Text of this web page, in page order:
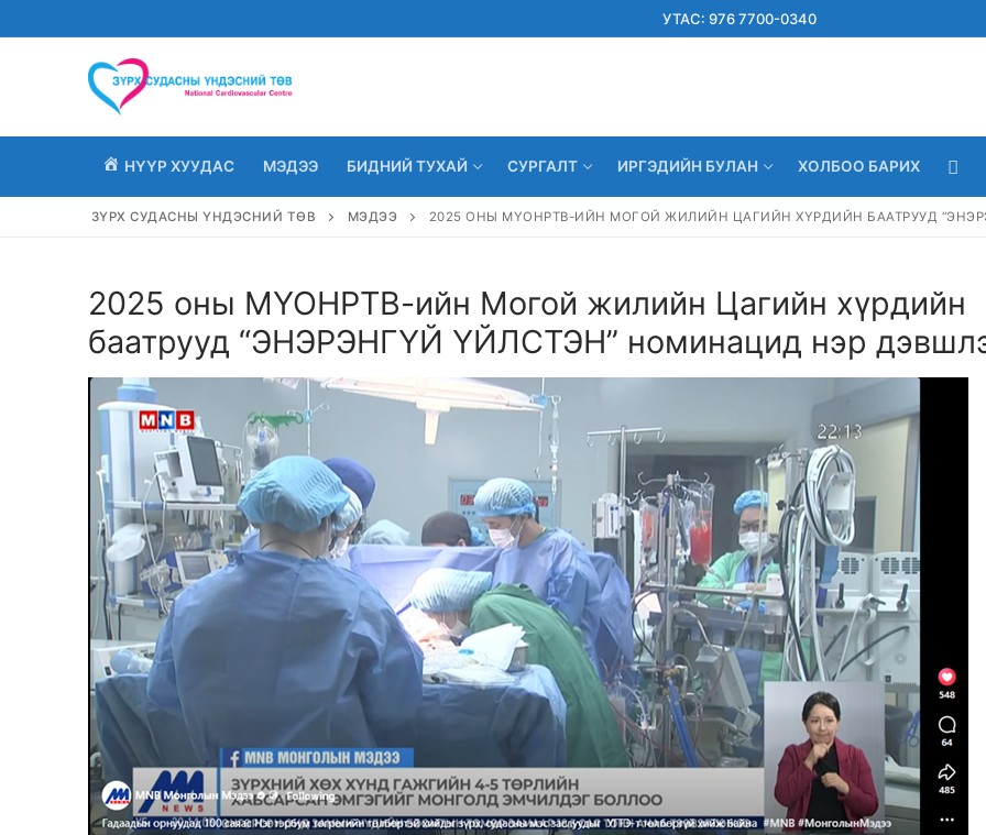
to
УТАС: 976 7700-0340
НҮҮР ХУУДАС МЭДЭЭ БИДНИЙ ТУХАЙ СУРГАЛТ ИРГЭДИЙН БУЛАН ХОЛБОО БАРИХ
ЗҮРХ СУДАСНЫ ҮНДЭСНИЙ ТӨВ МЭДЭЭ 2025 ОНЫ МҮОНРТВ-ИЙН МОГОЙ ЖИЛИЙН ЦАГИЙН ХҮРДИЙН БААТРУУД
2025 оны МҮОНРТВ-ийн Могой жилийн Цагийн хүрдийн
баатрууд “ЭНЭРЭНГҮЙ ҮЙЛСТЭН” номинацид нэр